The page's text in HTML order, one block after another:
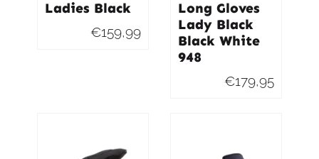
Ladies Black
€159,99
Long Gloves
Lady Black
Black White
948
€179,95